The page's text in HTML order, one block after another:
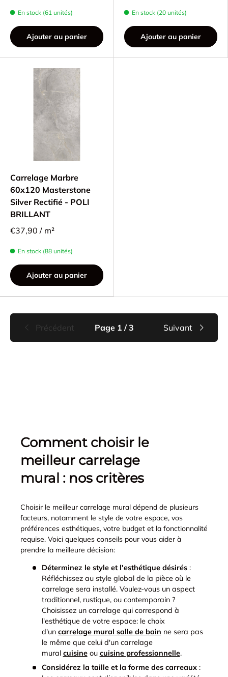
En stock (61 unités)
Ajouter au panier
En stock (20 unités)
Ajouter au panier
Carrelage Marbre
60x120 Masterstone
Silver Rectifié - POLI
BRILLANT
€37,90 / m²
En stock (88 unités)
Ajouter au panier
Précédent Page 1 / 3 Suivant
Comment choisir le
meilleur carrelage
mural : nos critères
Choisir le meilleur carrelage mural dépend de plusieurs
facteurs, notamment le style de votre espace, vos
préférences esthétiques, votre budget et la fonctionnalité
requise. Voici quelques conseils pour vous aider à
prendre la meilleure décision:
Déterminez le style et l'esthétique désirés:
Réfléchissez au style global de la pièce où le
carrelage sera installé. Voulez-vous un aspect
traditionnel, rustique, ou contemporain ?
Choisissez un carrelage qui correspond à
l'esthétique de votre espace: le choix
d'un carrelage mural salle de bain ne sera pas
le même que celui d'un carrelage
mural cuisineou cuisine professionnelle.
Considérez la taille et la forme des carreaux: